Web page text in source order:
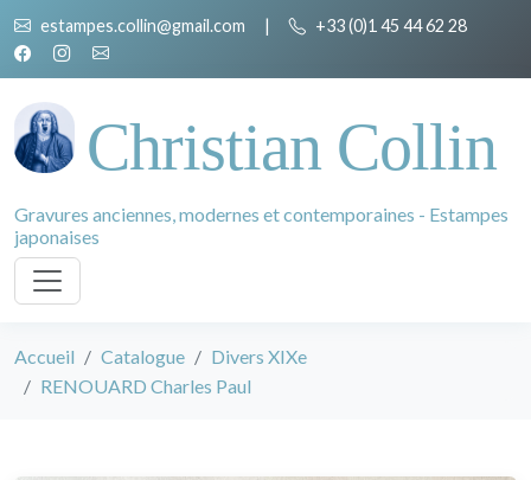
estampes.collin@gmail.com | +33 (0)1 45 44 62 28
Christian Collin
Gravures anciennes, modernes et contemporaines - Estampes
japonaises
Accueil Catalogue
Divers XIXe
RENOUARD Charles Paul